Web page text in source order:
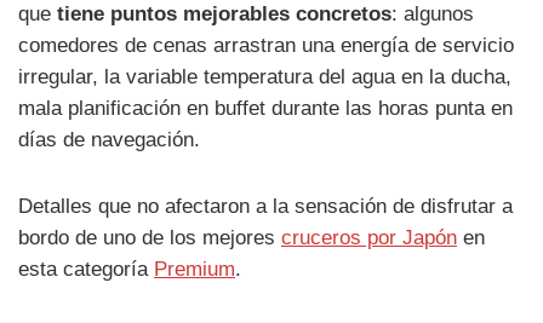
que tiene puntos mejorables concretos: algunos
comedores de cenas arrastran una energía de servicio
irregular, la variable temperatura del agua en la ducha,
mala planificación en buffet durante las horas punta en
días de navegación.
Detalles que no afectaron a la sensación de disfrutar a
bordo de uno de los mejores cruceros por Japón en
esta categoría Premium.